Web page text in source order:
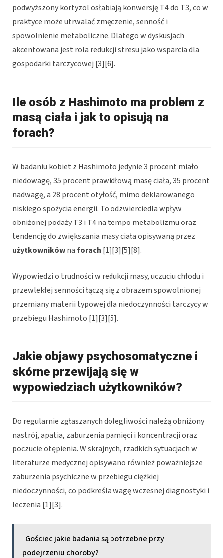
podwyższony kortyzol osłabiają konwersję T4 do T3, co w
praktyce może utrwalać zmęczenie, senność i
spowolnienie metaboliczne. Dlatego w dyskusjach
akcentowana jest rola redukcji stresu jako wsparcia dla
gospodarki tarczycowej [3][6].
Ile osób z Hashimoto ma problem z
masą ciała i jak to opisują na
forach?
W badaniu kobiet z Hashimoto jedynie 3 procent miało
niedowagę, 35 procent prawidłową masę ciała, 35 procent
nadwagę, a 28 procent otyłość, mimo deklarowanego
niskiego spożycia energii. To odzwierciedla wpływ
obniżonej podaży T3 i T4 na tempo metabolizmu oraz
tendencję do zwiększania masy ciała opisywaną przez
użytkownikównaforach [1][3][5][8].
Wypowiedzi o trudności w redukcji masy, uczuciu chłodu i
przewlekłej senności łączą się z obrazem spowolnionej
przemiany materii typowej dla niedoczynności tarczycy w
przebiegu Hashimoto [1][3][5].
Jakie objawy psychosomatyczne i
skórne przewijają się w
wypowiedziach użytkowników?
Do regularnie zgłaszanych dolegliwości należą obniżony
nastrój, apatia, zaburzenia pamięci i koncentracji oraz
poczucie otępienia. W skrajnych, rzadkich sytuacjach w
literaturze medycznej opisywano również poważniejsze
zaburzenia psychiczne w przebiegu ciężkiej
niedoczynności, co podkreśla wagę wczesnej diagnostyki i
leczenia [1][3].
Gościec jakie badania są potrzebne przy
podejrzeniu choroby?